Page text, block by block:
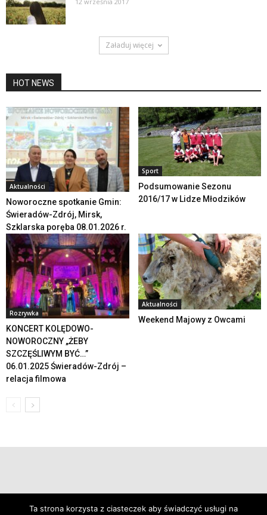
Załaduj więcej
HOT NEWS
Aktualności
Noworoczne spotkanie Gmin:
Świeradów-Zdrój, Mirsk,
Szklarska poręba 08.01.2026 r.
Sport
Podsumowanie Sezonu
2016/17 w Lidze Młodzików
Rozrywka
KONCERT KOLĘDOWO-
NOWOROCZNY „ŻEBY
SZCZĘŚLIWYM BYĆ…”
06.01.2025 Świeradów-Zdrój –
relacja filmowa
Aktualności
Weekend Majowy z Owcami
Ta strona korzysta z ciasteczek aby świadczyć usługi na